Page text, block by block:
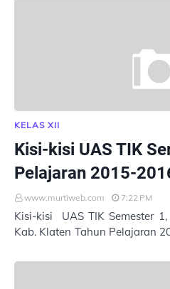
KELAS XII
Kisi-kisi UAS TIK
Pelajaran 2015-
www.murtiweb.com 7:22 PM
Kisi-kisi UAS TIK Semester
Kab. Klaten Tahun Pelajaran